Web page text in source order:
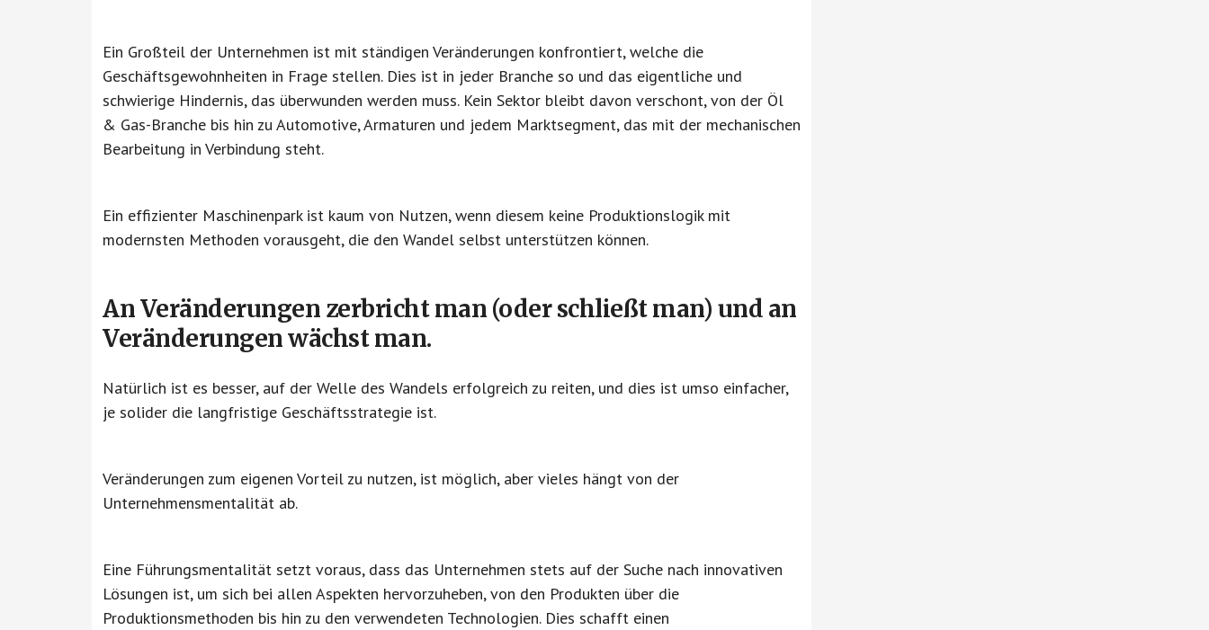
Ein Großteil der Unternehmen ist mit ständigen Veränderungen konfrontiert, welche die
Geschäftsgewohnheiten in Frage stellen. Dies ist in jeder Branche so und das eigentliche und
schwierige Hindernis, das überwunden werden muss. Kein Sektor bleibt davon verschont, von der Öl
& Gas-Branche bis hin zu Automotive, Armaturen und jedem Marktsegment, das mit der mechanischen
Bearbeitung in Verbindung steht.
Ein effizienter Maschinenpark ist kaum von Nutzen, wenn diesem keine Produktionslogik mit
modernsten Methoden vorausgeht, die den Wandel selbst unterstützen können.
An Veränderungen zerbricht man (oder schließt man) und an
Veränderungen wächst man.
Natürlich ist es besser, auf der Welle des Wandels erfolgreich zu reiten, und dies ist umso einfacher,
je solider die langfristige Geschäftsstrategie ist.
Veränderungen zum eigenen Vorteil zu nutzen, ist möglich, aber vieles hängt von der
Unternehmensmentalität ab.
Eine Führungsmentalität setzt voraus, dass das Unternehmen stets auf der Suche nach innovativen
Lösungen ist, um sich bei allen Aspekten hervorzuheben, von den Produkten über die
Produktionsmethoden bis hin zu den verwendeten Technologien. Dies schafft einen